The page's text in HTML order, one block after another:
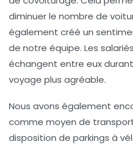
diminuer le nombre de
également créé un
de notre équipe. Les
échangent entre eux
voyage plus agréable.
Nous avons également
comme moyen de
disposition de parkings à